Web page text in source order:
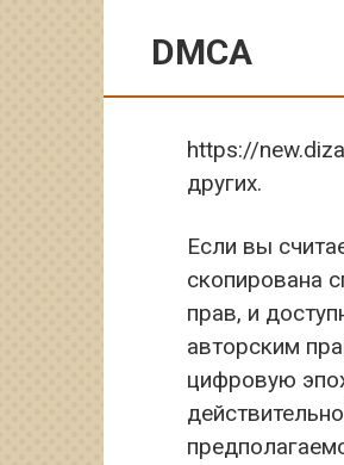
DMCA
https://
других.
Если вы
скопирована
прав, и
авторским
цифровую